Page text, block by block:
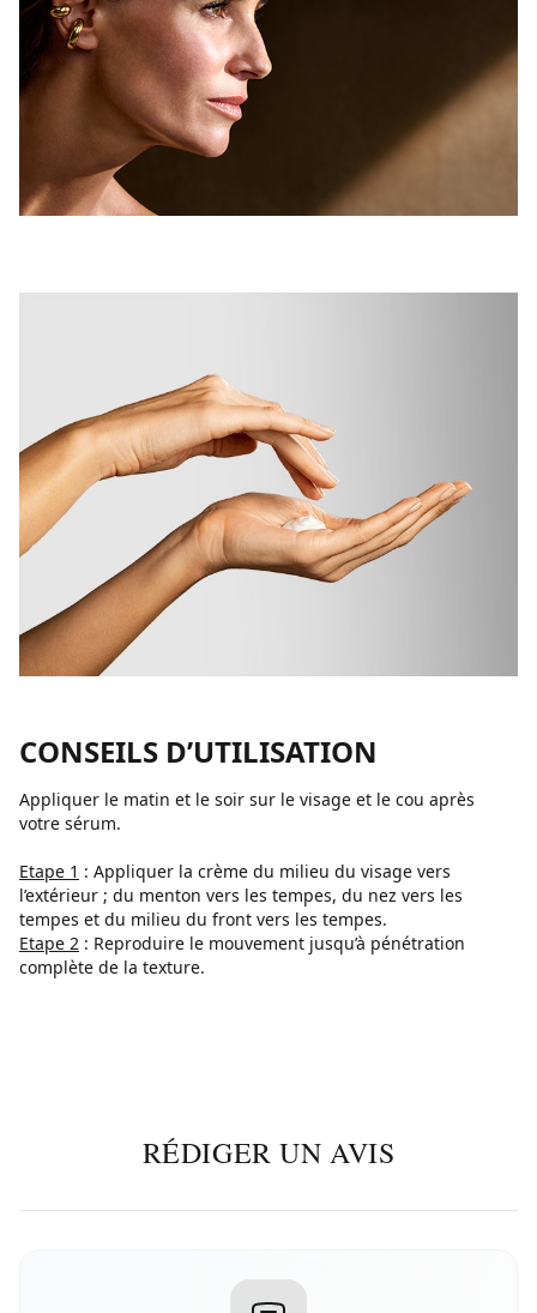
CONSEILS D’UTILISATION
Appliquer le matin et le soir sur le visage et le cou après
votre sérum.
Etape 1 : Appliquer la crème du milieu du visage vers
l’extérieur ; du menton vers les tempes, du nez vers les
tempes et du milieu du front vers les tempes.
Etape 2 : Reproduire le mouvement jusqu’à pénétration
complète de la texture.
RÉDIGER UN AVIS